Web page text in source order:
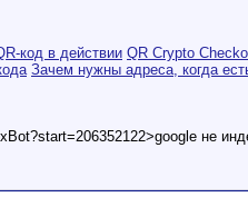
код в действии QR Crypto
Зачем нужны адреса, когда
не